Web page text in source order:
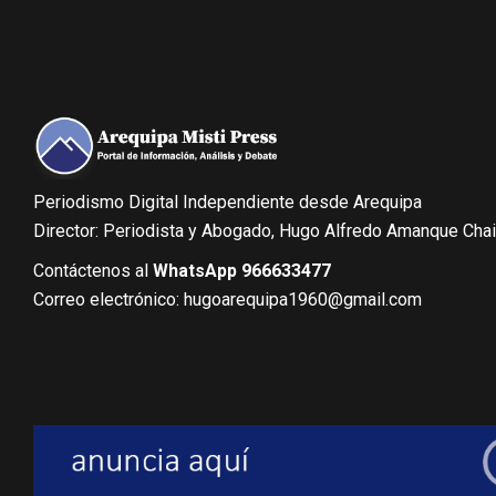
Periodismo Digital Independiente desde Arequipa
Director: Periodista y Abogado, Hugo Alfredo Amanque
Contáctenos al WhatsApp 966633477
Correo electrónico: hugoarequipa1960@gmail.com